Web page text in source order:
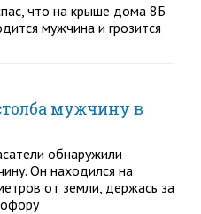
что на крыше дома 8Б
мужчина и грозится
мужчину в
обнаружили
Он находился на
от земли, держась за